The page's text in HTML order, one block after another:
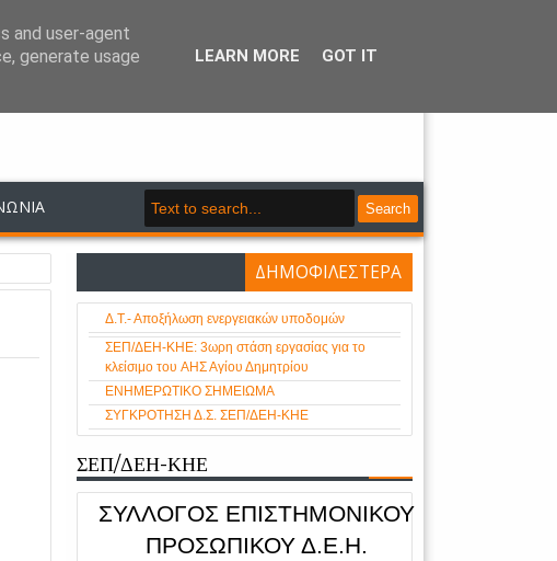
Search
ΔΗΜΟΦΙΛΕΣΤΕΡΑ
Δ.Τ.- Αποξήλωση ενεργειακών υποδομών
ΣΕΠ/ΔΕΗ-ΚΗΕ: 3ωρη στάση εργασίας για το
κλείσιμο του AHΣ Αγίου Δημητρίου
ΕΝΗΜΕΡΩΤΙΚΟ ΣΗΜΕΙΩΜΑ
ΣΥΓΚΡΟΤΗΣΗ Δ.Σ. ΣΕΠ/ΔΕΗ-ΚΗΕ
ΣΕΠ/ΔΕΗ-ΚΗΕ
ΣΥΛΛΟΓΟΣ ΕΠΙΣΤΗΜΟΝΙΚΟΥ
ΠΡΟΣΩΠΙΚΟΥ Δ.Ε.Η.
and user-agent
generate usage
LEARN MORE GOT IT